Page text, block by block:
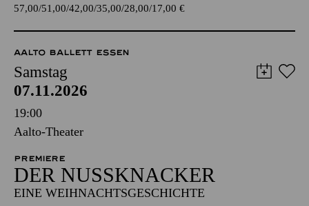
57,00 51,00 42,00 35,00 28,00 17,00 €
AALTO BALLETT ESSEN
Samstag
07.11.2026
19:00
Aalto-Theater
PREMIERE
DER NUSSKNACKER
EINE WEIHNACHTSGESCHICHTE